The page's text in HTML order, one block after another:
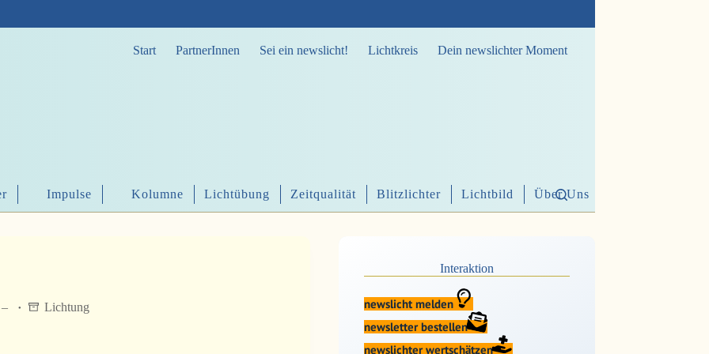
Start PartnerInnen Sei ein newslicht! Lichtkreis Dein newslichter Moment
Impulse Kolumne Lichtübung Zeitqualität Blitzlichter Lichtbild Über Uns
Lichtung
Interaktion
newslicht melden
newsletter bestellen
newslichter wertschätzen